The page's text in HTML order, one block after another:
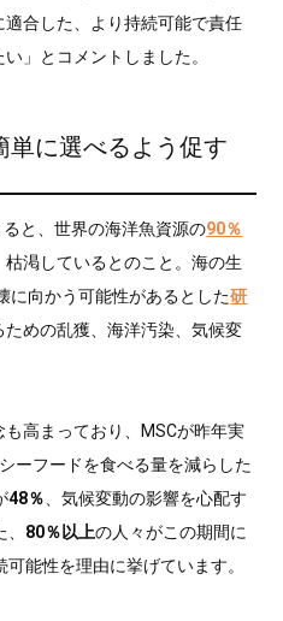
合した、より持続可能で責任
」とコメントしました。
単に選べるよう促す
ると、世界の海洋魚資源の90％
渇しているとのこと。海の生
に向かう可能性があるとした研
ための乱獲、海洋汚染、気候変
高まっており、MSCが昨年実
ーフードを食べる量を減らした
48％ 、気候変動の影響を心配す
80％以上の人々がこの期間に
可能性を理由に挙げています。